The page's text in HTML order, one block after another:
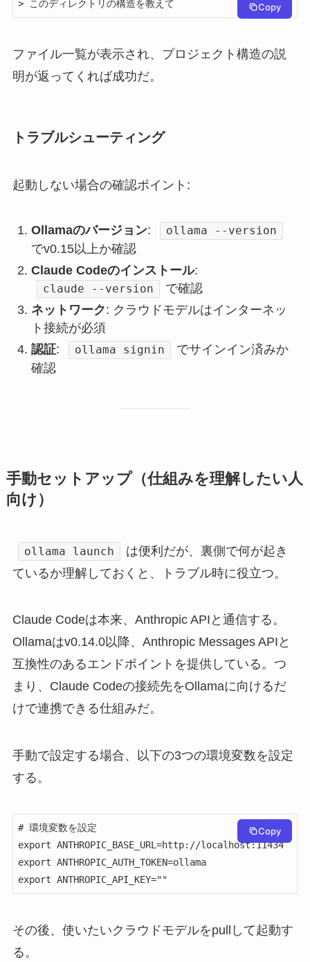
> このディレクトリの構造を教えて Copy
ファイル一覧が表示され、プロジェクト構造の説
明が返ってくれば成功だ。
トラブルシューティング
起動しない場合の確認ポイント:
Ollamaのバージョン: ollama --version
でv0.15以上か確認
Claude Codeのインストール:
claude --version
で確認
ネットワーク: クラウドモデルはインターネッ
ト接続が必須
認証: ollama signin
でサインイン済みか
確認
手動セットアップ（仕組みを理解したい人
向け）
ollama launch
は便利だが、裏側で何が起き
ているか理解しておくと、トラブル時に役立つ。
Claude Codeは本来、Anthropic APIと通信する。
Ollamaはv0.14.0以降、Anthropic Messages APIと
互換性のあるエンドポイントを提供している。つ
まり、Claude Codeの接続先をOllamaに向けるだ
けで連携できる仕組みだ。
手動で設定する場合、以下の3つの環境変数を設定
する。
# 環境変数を設定
export ANTHROPIC_BASE_URL=http://localhost:11434
export ANTHROPIC_AUTH_TOKEN=ollama
export ANTHROPIC_API_KEY=""
Copy
その後、使いたいクラウドモデルをpullして起動す
る。